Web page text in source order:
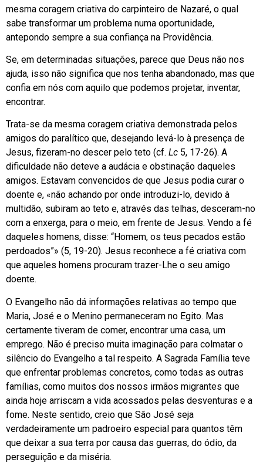
mesma coragem criativa do carpinteiro de Nazaré, o qual
sabe transformar um problema numa oportunidade,
antepondo sempre a sua confiança na Providência.
Se, em determinadas situações, parece que Deus não nos
ajuda, isso não significa que nos tenha abandonado, mas que
confia em nós com aquilo que podemos projetar, inventar,
encontrar.
Trata-se da mesma coragem criativa demonstrada pelos
amigos do paralítico que, desejando levá-lo à presença de
Jesus, fizeram-no descer pelo teto (cf. Lc 5, 17-26). A
dificuldade não deteve a audácia e obstinação daqueles
amigos. Estavam convencidos de que Jesus podia curar o
doente e, «não achando por onde introduzi-lo, devido à
multidão, subiram ao teto e, através das telhas, desceram-no
com a enxerga, para o meio, em frente de Jesus. Vendo a fé
daqueles homens, disse: “Homem, os teus pecados estão
perdoados”» (5, 19-20). Jesus reconhece a fé criativa com
que aqueles homens procuram trazer-Lhe o seu amigo
doente.
O Evangelho não dá informações relativas ao tempo que
Maria, José e o Menino permaneceram no Egito. Mas
certamente tiveram de comer, encontrar uma casa, um
emprego. Não é preciso muita imaginação para colmatar o
silêncio do Evangelho a tal respeito. A Sagrada Família teve
que enfrentar problemas concretos, como todas as outras
famílias, como muitos dos nossos irmãos migrantes que
ainda hoje arriscam a vida acossados pelas desventuras e a
fome. Neste sentido, creio que São José seja
verdadeiramente um padroeiro especial para quantos têm
que deixar a sua terra por causa das guerras, do ódio, da
perseguição e da miséria.